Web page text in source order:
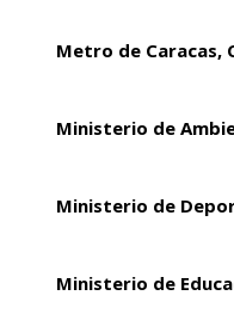
Metro de Caracas,
Ministerio de
Ministerio de
Ministerio de